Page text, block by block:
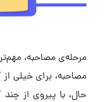
مرحله‌ی مصاحبه،
مصاحبه، برای خیلی
حال، با پیروی از